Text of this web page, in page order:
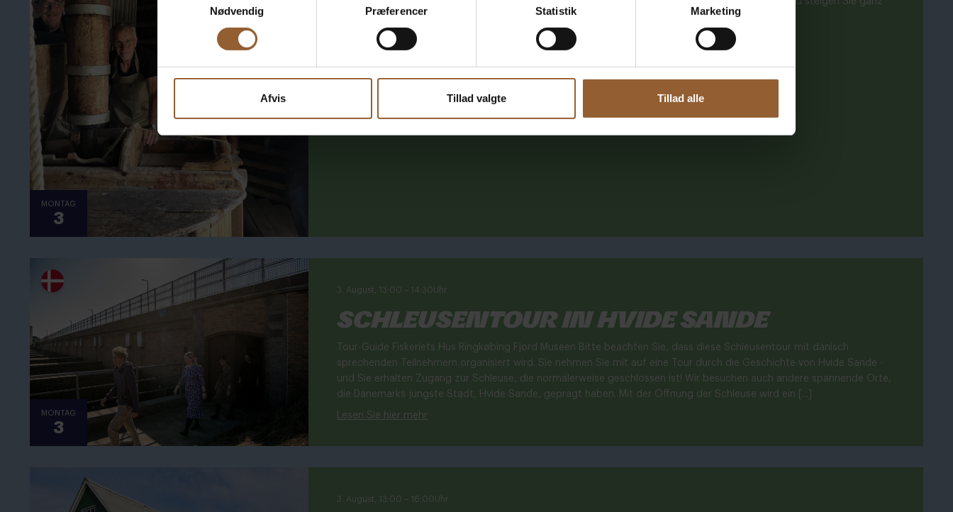
Nødvendig
Præferencer Statistik Marketing
Afvis Tillad valgte Tillad alle
MONTAG
3
nach oben […]
Lesen Sie hier mehr
MONTAG
3
3. August, 13:00 – 14:30 Uhr
Schleusentour in Hvide Sande
Tour-Guide Fiskeriets Hus Ringkøbing Fjord Museen Bitte beachten Sie, dass diese Schleusentour mit dänisch
sprechenden Teilnehmern organisiert wird. Sie nehmen Sie mit auf eine Tour durch die Geschichte von Hvide Sande -
und Sie erhalten Zugang zur Schleuse, die normalerweise geschlossen ist! Wir besuchen auch andere spannende Orte,
die Dänemarks jüngste Stadt, Hvide Sande, geprägt haben. Mit der Öffnung der Schleuse wird ein [...]
Lesen Sie hier mehr
3. August, 13:00 – 16:00 Uhr